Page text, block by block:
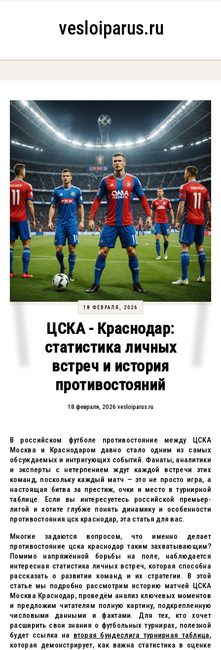
vesloiparus.ru
18 ФЕВРАЛЯ, 2026
ЦСКА - Краснодар:
статистика личных
встреч и история
противостояний
18 февраля, 2026 vesloiparus.ru
В российском футболе противостояние между ЦСКА
Москва и Краснодаром давно стало одним из самых
обсуждаемых и интригующих событий. Фанаты, аналитики
и эксперты с нетерпением ждут каждой встречи этих
команд, поскольку каждый матч — это не просто игра, а
настоящая битва за престиж, очки и место в турнирной
таблице. Если вы интересуетесь российской премьер-
лигой и хотите глубже понять динамику и особенности
противостояния цск краснодар, эта статья для вас.
Многие задаются вопросом, что именно делает
противостояние цска краснодар таким захватывающим?
Помимо напряжённой борьбы на поле, наблюдается
интересная статистика личных встреч, которая способна
рассказать о развитии команд и их стратегии. В этой
статье мы подробно рассмотрим историю матчей ЦСКА
Москва Краснодар, проведём анализ ключевых моментов
и предложим читателям полную картину, подкрепленную
числовыми данными и фактами. Для тех, кто хочет
расширить свои знания о футбольных турнирах, полезной
будет ссылка на вторая бундеслига турнирная таблица,
которая демонстрирует, как важна статистика в оценке